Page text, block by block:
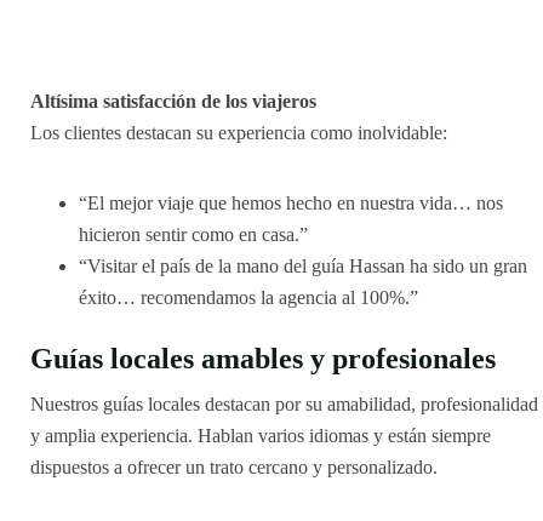
Altísima satisfacción de los viajeros
Los clientes destacan su experiencia como inolvidable:
“El mejor viaje que hemos hecho en nuestra vida… nos
hicieron sentir como en casa.”
“Visitar el país de la mano del guía Hassan ha sido un gran
éxito… recomendamos la agencia al 100%.”
Guías locales amables y profesionales
Nuestros guías locales destacan por su amabilidad, profesionalidad
y amplia experiencia. Hablan varios idiomas y están siempre
dispuestos a ofrecer un trato cercano y personalizado.